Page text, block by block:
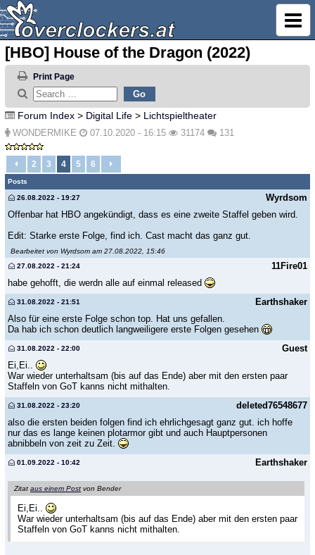
[HBO] House of the Dragon (2022)
Print Page
Forum Index > Digital Life > Lichtspieltheater
WONDERMIKE 07.10.2020 - 16:15 31174 131
2 3 4 5 6
Posts
Wyrdsom
26.08.2022 - 19:27
Offenbar hat HBO angekündigt, dass es eine zweite Staffel geben wird.
Edit: Starke erste Folge, find ich. Cast macht das ganz gut.
Bearbeitet von Wyrdsom am 27.08.2022, 15:46
11Fire01
27.08.2022 - 21:24
habe gehofft, die werdn alle auf einmal released
Earthshaker
31.08.2022 - 21:51
Also für eine erste Folge schon top. Hat uns gefallen.
Da hab ich schon deutlich langweiligere erste Folgen gesehen
Guest
31.08.2022 - 22:00
Ei,Ei..
War wieder unterhaltsam (bis auf das Ende) aber mit den ersten paar
Staffeln von GoT kanns nicht mithalten.
deleted76548677
31.08.2022 - 23:20
also die ersten beiden folgen find ich ehrlichgesagt ganz gut. ich hoffe
nur das es lange keinen plotarmor gibt und auch Hauptpersonen
abnibbeln von zeit zu Zeit.
Earthshaker
01.09.2022 - 10:42
Zitat aus einem Post von Bender
Ei,Ei..
War wieder unterhaltsam (bis auf das Ende) aber mit den ersten paar
Staffeln von GoT kanns nicht mithalten.